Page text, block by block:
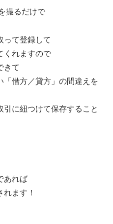
撮るだけで
って登録して
くれますので
きて
「借方／貸方」の間違えを
に紐つけて保存すること
あれば
ます！